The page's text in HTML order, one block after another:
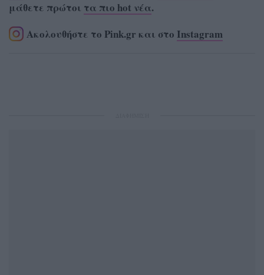
μάθετε πρώτοι τα πιο hot νέα.
Ακολουθήστε το Pink.gr και στο Instagram